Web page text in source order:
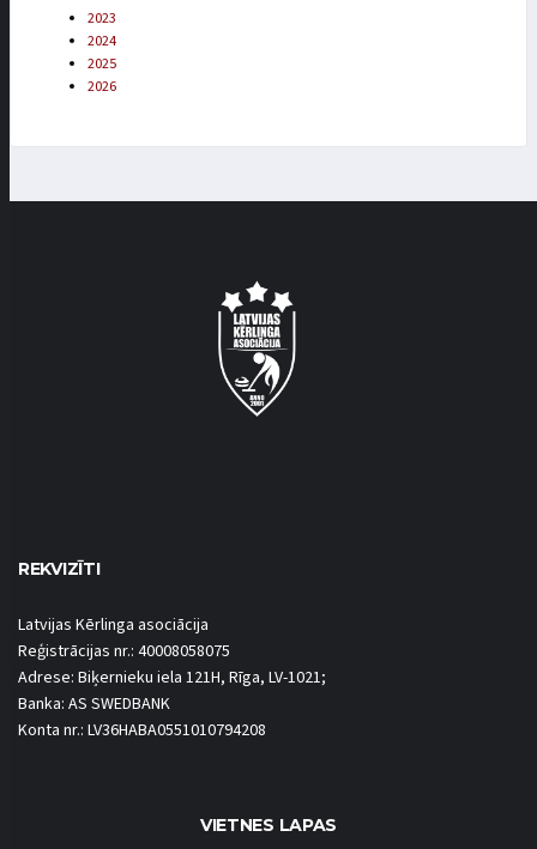
2023
2024
2025
2026
REKVIZĪTI
Latvijas Kērlinga asociācija
Reģistrācijas nr.: 40008058075
Adrese: Biķernieku iela 121H, Rīga, LV-1021;
Banka: AS SWEDBANK
Konta nr.: LV36HABA0551010794208
VIETNES LAPAS